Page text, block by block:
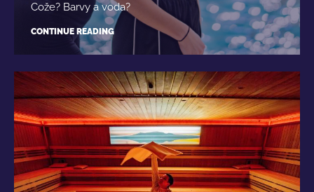
Cože? Barvy a voda?
CONTINUE READING